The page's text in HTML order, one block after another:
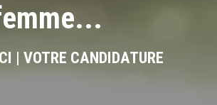
| VOTRE CANDIDATURE